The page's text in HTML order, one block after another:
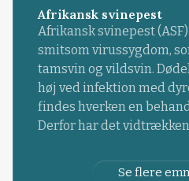
Afrikansk svinepest
Afrikansk svinepest
smitsom virussygdom,
tamsvin og vildsvin.
høj ved infektion med
findes hverken en
Derfor har det
Se flere